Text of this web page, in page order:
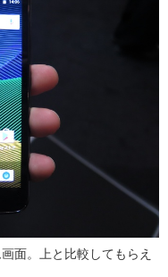
面。上と比較してもらえ